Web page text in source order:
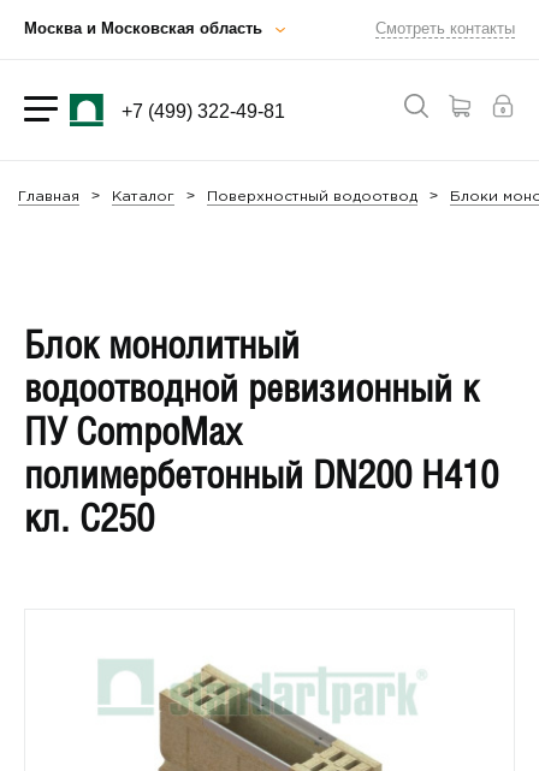
Москва и Московская область Смотреть контакты
+7 (499) 322-49-81
Главная Каталог Поверхностный водоотвод Блоки
Блок монолитный
водоотводной ревизионный к
ПУ CompoMax
полимербетонный DN200 H410
кл. С250